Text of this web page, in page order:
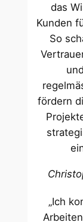
das
Kunden
So
fördern
„Ich